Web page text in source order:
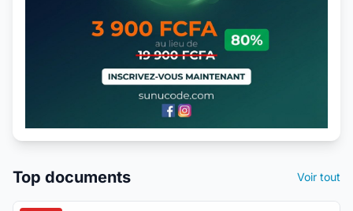
Top documents Voir tout